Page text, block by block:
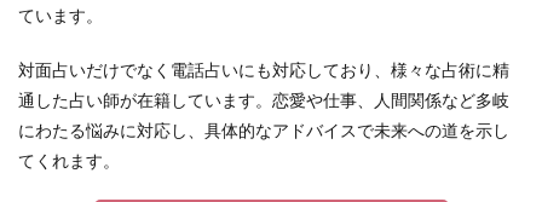
ています。
対面占いだけでなく電話占いにも対応しており、様々な占術に精
通した占い師が在籍しています。恋愛や仕事、人間関係など多岐
にわたる悩みに対応し、具体的なアドバイスで未来への道を示し
てくれます。